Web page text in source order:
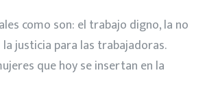
como son: el trabajo digno, la no
justicia para las trabajadoras.
que hoy se insertan en la